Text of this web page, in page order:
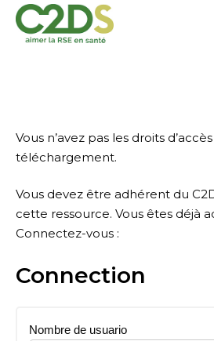
contenido
Vous n’avez pas les droits
téléchargement.
Vous devez être adhérent du
cette ressource. Vous êtes déjà
Connectez-vous :
Connection
Nombre de usuario